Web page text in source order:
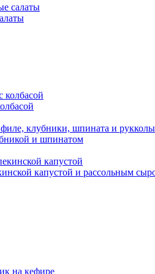
салаты
и шпинатом
капустой и рассольным